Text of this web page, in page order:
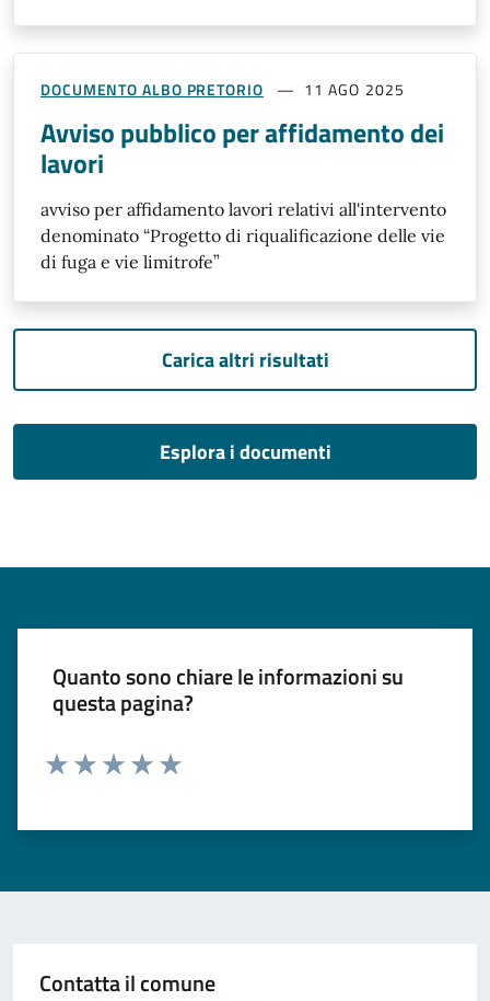
DOCUMENTO ALBO PRETORIO 11 AGO 2025
Avviso pubblico per affidamento dei
lavori
avviso per affidamento lavori relativi all'intervento
denominato “Progetto di riqualificazione delle vie
di fuga e vie limitrofe”
Carica altri risultati
Esplora i documenti
Quanto sono chiare le informazioni su
questa pagina?
Contatta il comune